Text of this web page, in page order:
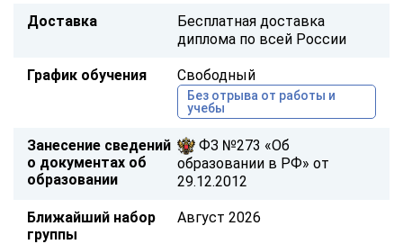
Доставка
Бесплатная доставка
диплома по всей России
График обучения Свободный
Без отрыва от работы и
учебы
Занесение сведений
о документах об
образовании
ФЗ №273 «Об
образовании в РФ» от
29.12.2012
Ближайший набор
группы
Август 2026